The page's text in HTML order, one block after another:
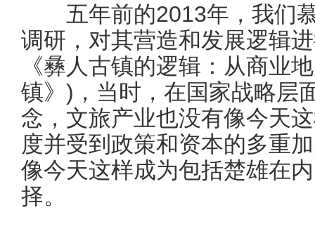
五年前的2013年，我们慕
调研，对其营造和发展逻辑
《彝人古镇的逻辑：从商业
镇》)，当时，在国家战略层
念，文旅产业也没有像今天
度并受到政策和资本的多重
像今天这样成为包括楚雄在
择。